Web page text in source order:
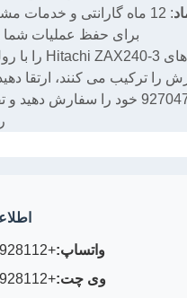
گارانتی و خدمات مشتری پاسخگو
حفظ عملیات شما بدون مشکل
زیربناهای حفاری های Hitachi ZAX240-3 را با رول های حامل
کنند، ارتقا دهید.امروز رولر
و 9270478 خود را سفارش دهید و تفاوت کیفیت
را تجربه کنید.
اطلاعات تماس